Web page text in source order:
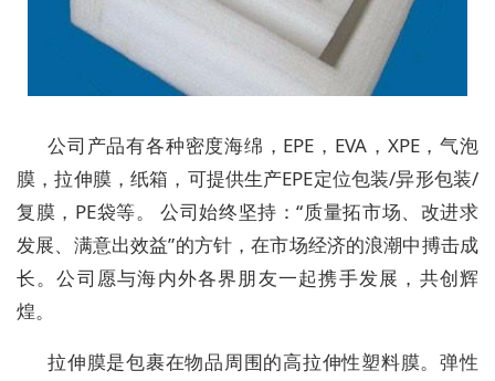
公司产品有各种密度海绵，EPE，EVA，XPE，气泡
膜，拉伸膜，纸箱，可提供生产EPE定位包装/异形包装/
复膜，PE袋等。 公司始终坚持：“质量拓市场、改进求
发展、满意出效益”的方针，在市场经济的浪潮中搏击成
长。公司愿与海内外各界朋友一起携手发展，共创辉
煌。
拉伸膜是包裹在物品周围的高拉伸性塑料膜。弹性